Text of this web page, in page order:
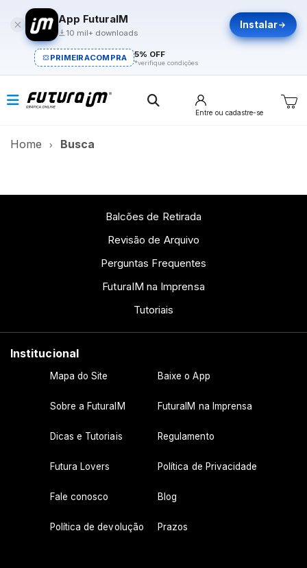
App FuturaIM
10 mil+ downloads
Instalar
PRIMEIRACOMPRA 5% OFF
*verifique condições
Entre ou cadastre-se
Home Busca
Balcões de Retirada
Revisão de Arquivo
Perguntas Frequentes
FuturaIM na Imprensa
Tutoriais
Institucional
Mapa do Site Baixe o App
Sobre a FuturaIM FuturaIM na Imprensa
Dicas e Tutoriais Regulamento
Futura Lovers Política de Privacidade
Fale conosco Blog
Política de devolução Prazos